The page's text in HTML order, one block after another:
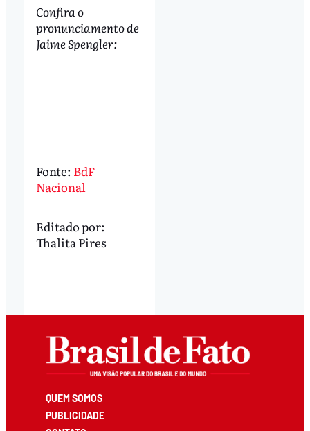
Confira o
pronunciamento de
Jaime Spengler:
Fonte: BdF
Nacional
Editado por:
Thalita Pires
QUEM SOMOS
PUBLICIDADE